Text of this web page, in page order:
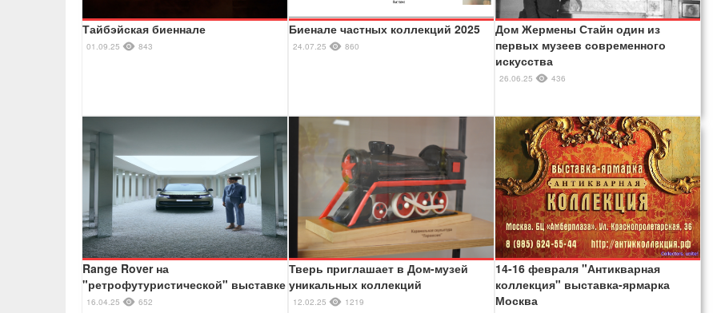
Тайбэйская биеннале
01.09.25 843
Биенале частных коллекций 2025
24.07.25 860
Дом Жермены Стайн один из
первых музеев современного
искусства
26.06.25 436
Range Rover на
"ретрофутуристической" выставке
16.04.25 652
Тверь приглашает в Дом-музей
уникальных коллекций
12.02.25 1219
14-16 февраля "Антикварная
коллекция" выставка-ярмарка
Москва